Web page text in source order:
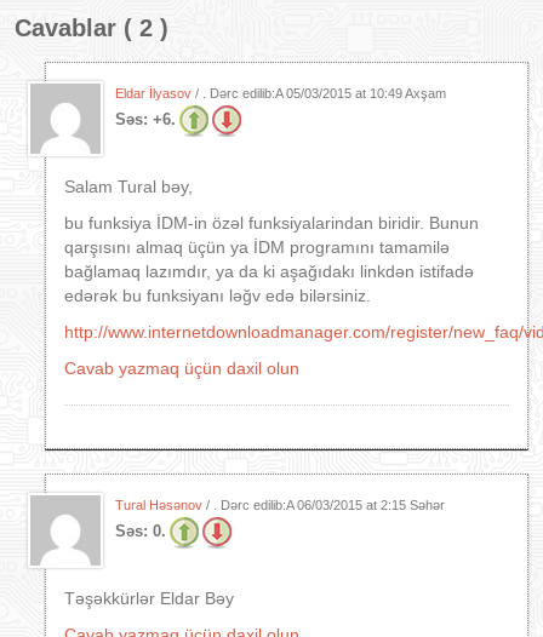
Cavablar ( 2 )
Eldar İlyasov / . Dərc edilib:A05/03/2015 at 10:49 Axşam
Səs: +6.
Salam Tural bəy,
bu funksiya İDM-in özəl funksiyalarindan biridir. Bunun
qarşısını almaq üçün ya İDM programını tamamilə
bağlamaq lazımdır, ya da ki aşağıdakı linkdən istifadə
edərək bu funksiyanı ləğv edə bilərsiniz.
http://www.internetdownloadmanager.com/register/new_faq/
Cavab yazmaq üçün daxil olun
Tural Həsənov / . Dərc edilib:A06/03/2015 at 2:15 Səhər
Səs: 0.
Təşəkkürlər Eldar Bəy